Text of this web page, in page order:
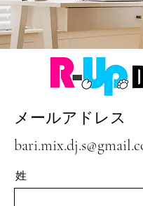
メールアドレス
姓